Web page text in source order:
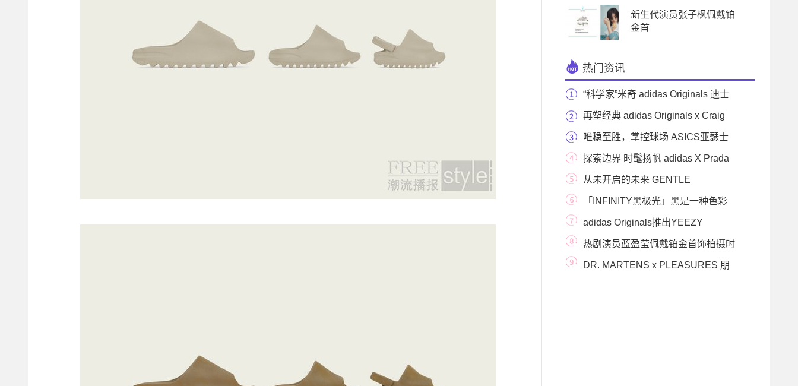
新生代演员张子枫佩戴铂
金首
热门资讯
“科学家”米奇 adidas Originals 迪士
尼米奇 FANGTA
再塑经典 adidas Originals x Craig
Green FW20 联名重磅来
唯稳至胜，掌控球场 ASICS亚瑟士
全新推出GEL-RES
探索边界 时髦扬帆 adidas X Prada
联名鞋款上市
从未开启的未来 GENTLE
MONSTER“HAUS DOSAN”未来零售
「INFINITY黑极光」黑是一种色彩
但不止一种色彩
adidas Originals推出YEEZY
BOOST 380 BLUE OAT RF及 BLUE
OAT鞋
热剧演员蓝盈莹佩戴铂金首饰拍摄时
尚大片 展现
DR. MARTENS x PLEASURES 朋